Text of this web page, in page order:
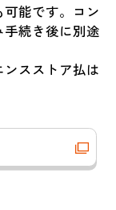
能です。コン
続き後に別途
スストア払は